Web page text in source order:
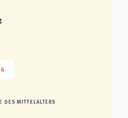
DES MITTELALTERS